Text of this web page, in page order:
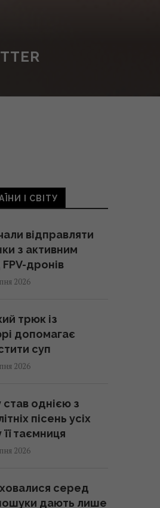
І СВІТУ
відправляти
з активним
дронів
2026
трюк із
допомагає
суп
2026
став однією з
пісень усіх
її таємниця
2026
серед
пошуки дають лише